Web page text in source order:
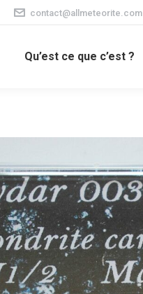
contact@allmeteorite.com
Qu’est ce que c’est ?